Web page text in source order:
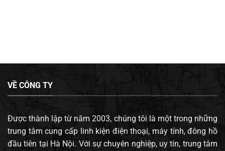
VỀ CÔNG TY
Được thành lập từ năm 2003, chúng tôi là một trong những
trung tâm cung cấp linh kiện điện thoại, máy tính, đông hồ
đầu tiên tại Hà Nội. Với sự chuyên nghiệp, uy tín, trung tâm